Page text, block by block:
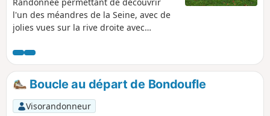
l'un des méandres de la Seine, avec de
jolies vues sur la rive droite avec
Port. Au passage, il est possible de
s'arrêter pour découvrir le lavoir
circulaire de Tilly.
Boucle au départ de Bondoufle
Visorandonneur